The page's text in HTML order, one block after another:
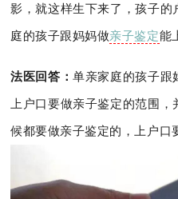
影，就这样生下来了，孩子
庭的孩子跟妈妈做亲子鉴定能
法医回答：单亲家庭的孩子跟
上户口要做亲子鉴定的范围
候都要做亲子鉴定的，上户口